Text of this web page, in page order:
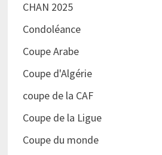
CHAN 2025
Condoléance
Coupe Arabe
Coupe d'Algérie
coupe de la CAF
Coupe de la Ligue
Coupe du monde